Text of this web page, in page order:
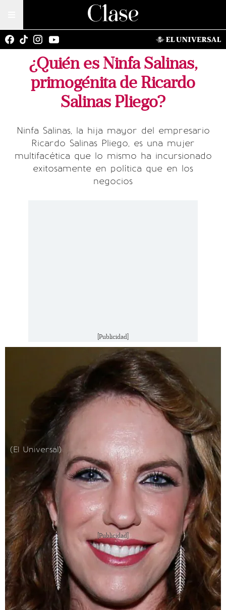
¿Quién es Ninfa Salinas,
primogénita de Ricardo
Salinas Pliego?
Ninfa Salinas, la hija mayor del empresario
Ricardo Salinas Pliego, es una mujer
multifacética que lo mismo ha incursionado
exitosamente en política que en los
negocios
[Publicidad]
(El Universal)
[Publicidad]